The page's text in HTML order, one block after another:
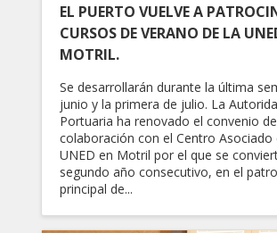
EL PUERTO VUELVE A
CURSOS DE VERANO DE LA
MOTRIL.
Se desarrollarán durante la última
junio y la primera de julio. La
Portuaria ha renovado el convenio de
colaboración con el Centro Asociado
UNED en Motril por el que se
segundo año consecutivo, en el
principal de...